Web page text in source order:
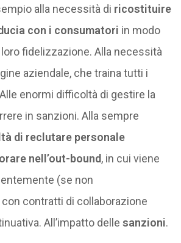
alla necessità di ricostituire
con i consumatori in modo
loro fidelizzazione. Alla necessità
aziendale, che traina tutti i
enormi difficoltà di gestire la
in sanzioni. Alla sempre
di reclutare personale
nell’out-bound, in cui viene
(se non
contratti di collaborazione
All’impatto delle sanzioni.